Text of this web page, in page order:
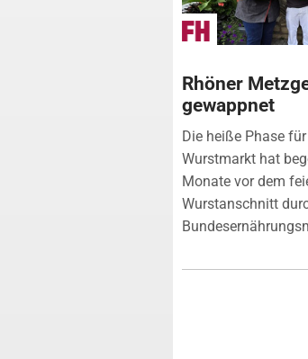
Rhöner
gewappnet
Die heiße Phase
Wurstmarkt hat
Monate vor dem
Wurstanschnitt